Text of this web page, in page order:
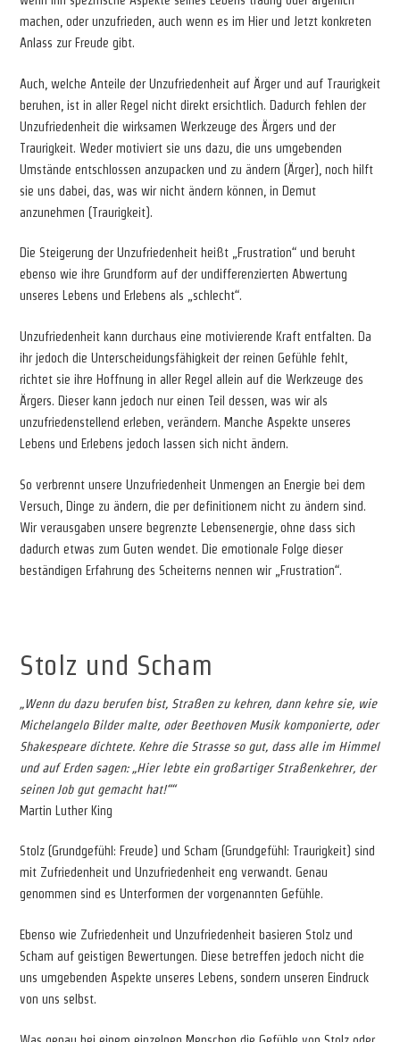
machen, oder unzufrieden, auch wenn es im Hier und Jetzt konkreten
Anlass zur Freude gibt.
Auch, welche Anteile der Unzufriedenheit auf Ärger und auf Traurigkeit
beruhen, ist in aller Regel nicht direkt ersichtlich. Dadurch fehlen der
Unzufriedenheit die wirksamen Werkzeuge des Ärgers und der
Traurigkeit. Weder motiviert sie uns dazu, die uns umgebenden
Umstände entschlossen anzupacken und zu ändern (Ärger), noch hilft
sie uns dabei, das, was wir nicht ändern können, in Demut
anzunehmen (Traurigkeit).
Die Steigerung der Unzufriedenheit heißt „Frustration“ und beruht
ebenso wie ihre Grundform auf der undifferenzierten Abwertung
unseres Lebens und Erlebens als „schlecht“.
Unzufriedenheit kann durchaus eine motivierende Kraft entfalten. Da
ihr jedoch die Unterscheidungsfähigkeit der reinen Gefühle fehlt,
richtet sie ihre Hoffnung in aller Regel allein auf die Werkzeuge des
Ärgers. Dieser kann jedoch nur einen Teil dessen, was wir als
unzufriedenstellend erleben, verändern. Manche Aspekte unseres
Lebens und Erlebens jedoch lassen sich nicht ändern.
So verbrennt unsere Unzufriedenheit Unmengen an Energie bei dem
Versuch, Dinge zu ändern, die per definitionem nicht zu ändern sind.
Wir verausgaben unsere begrenzte Lebensenergie, ohne dass sich
dadurch etwas zum Guten wendet. Die emotionale Folge dieser
beständigen Erfahrung des Scheiterns nennen wir „Frustration“.
Stolz und Scham
„Wenn du dazu berufen bist, Straßen zu kehren, dann kehre sie, wie
Michelangelo Bilder malte, oder Beethoven Musik komponierte, oder
Shakespeare dichtete. Kehre die Strasse so gut, dass alle im Himmel
und auf Erden sagen: „Hier lebte ein großartiger Straßenkehrer, der
seinen Job gut gemacht hat!““
Martin Luther King
Stolz (Grundgefühl: Freude) und Scham (Grundgefühl: Traurigkeit) sind
mit Zufriedenheit und Unzufriedenheit eng verwandt. Genau
genommen sind es Unterformen der vorgenannten Gefühle.
Ebenso wie Zufriedenheit und Unzufriedenheit basieren Stolz und
Scham auf geistigen Bewertungen. Diese betreffen jedoch nicht die
uns umgebenden Aspekte unseres Lebens, sondern unseren Eindruck
von uns selbst.